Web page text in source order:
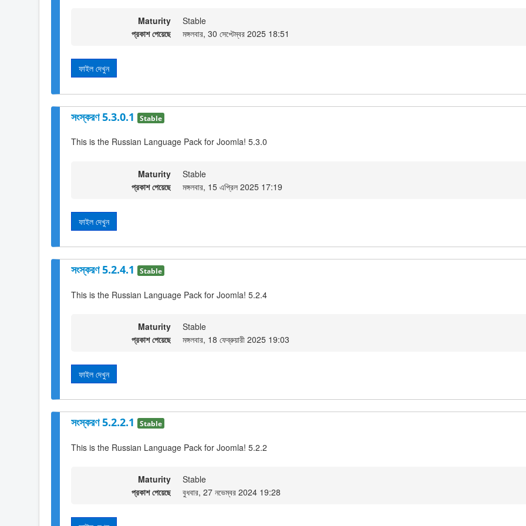
Maturity
Stable
প্রকাশ পেয়েছে
মঙ্গলবার, 30 সেপ্টেম্বর 2025 18:51
ফাইল দেখুন
সংস্করণ 5.3.0.1 Stable
This is the Russian Language Pack for Joomla! 5.3.0
Maturity
Stable
প্রকাশ পেয়েছে
মঙ্গলবার, 15 এপ্রিল 2025 17:19
ফাইল দেখুন
সংস্করণ 5.2.4.1 Stable
This is the Russian Language Pack for Joomla! 5.2.4
Maturity
Stable
প্রকাশ পেয়েছে
মঙ্গলবার, 18 ফেব্রুয়ারী 2025 19:03
ফাইল দেখুন
সংস্করণ 5.2.2.1 Stable
This is the Russian Language Pack for Joomla! 5.2.2
Maturity
Stable
প্রকাশ পেয়েছে
বুধবার, 27 নভেম্বর 2024 19:28